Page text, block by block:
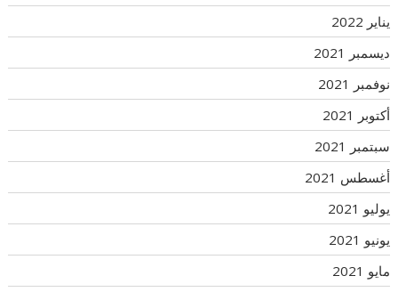
يناير 2022
ديسمبر 2021
نوفمبر 2021
أكتوبر 2021
سبتمبر 2021
أغسطس 2021
يوليو 2021
يونيو 2021
مايو 2021